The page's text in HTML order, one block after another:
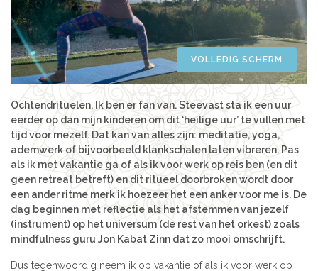
Women’s Retreats
Workshops
Alle retreats
Azië
Indonesië
Nepal
Thailand
Afrika
Kenia
Marokko
Tanzania
Amerika
VOLLEDIG SCHERM
Ochtendrituelen. Ik ben er fan van. Steevast sta ik een uur
eerder op dan mijn kinderen om dit ‘heilige uur’ te vullen met
tijd voor mezelf. Dat kan van alles zijn: meditatie, yoga,
ademwerk of bijvoorbeeld klankschalen laten vibreren. Pas
als ik met vakantie ga of als ik voor werk op reis ben (en dit
geen retreat betreft) en dit ritueel doorbroken wordt door
een ander ritme merk ik hoezeer het een anker voor me is. De
dag beginnen met reflectie als het afstemmen van jezelf
(instrument) op het universum (de rest van het orkest) zoals
mindfulness guru Jon Kabat Zinn dat zo mooi omschrijft.
Dus tegenwoordig neem ik op vakantie of als ik voor werk op